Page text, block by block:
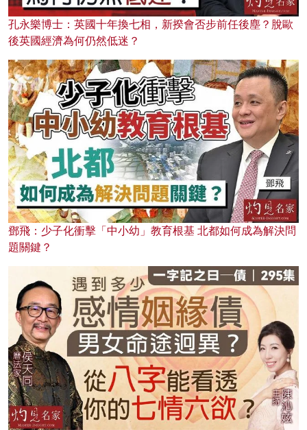
孔永樂博士：英國十年換七相，新揆會否步前任後塵？脫歐
後英國經濟為何仍然低迷？
鄧飛：少子化衝擊「中小幼」教育根基 北都如何成為解決問
題關鍵？